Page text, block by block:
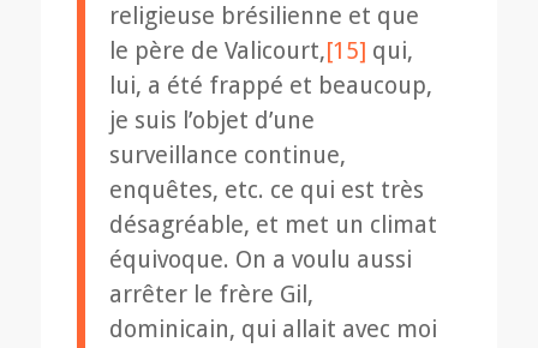
religieuse brésilienne et que
le père de Valicourt,[15] qui,
lui, a été frappé et beaucoup,
je suis l’objet d’une
surveillance continue,
enquêtes, etc. ce qui est très
désagréable, et met un climat
équivoque. On a voulu aussi
arrêter le frère Gil,
dominicain, qui allait avec moi